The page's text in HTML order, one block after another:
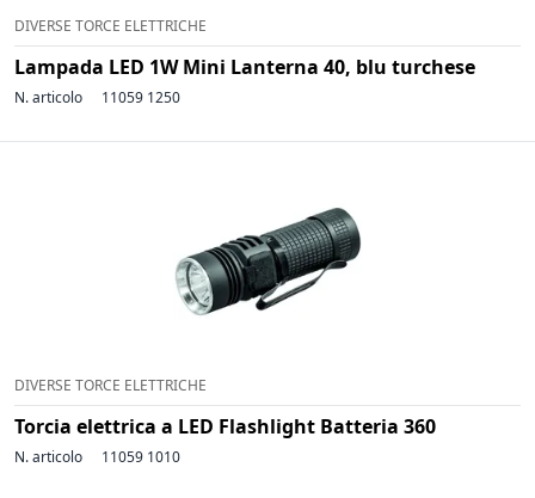
DIVERSE TORCE ELETTRICHE
Lampada LED 1W Mini Lanterna 40, blu turchese
N. articolo 11059 1250
DIVERSE TORCE ELETTRICHE
Torcia elettrica a LED Flashlight Batteria 360
N. articolo 11059 1010